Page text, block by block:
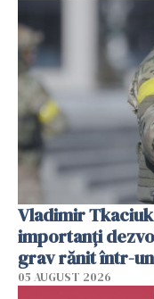
Vladimir
importanți
grav rănit într-
05 AUGUST 2026